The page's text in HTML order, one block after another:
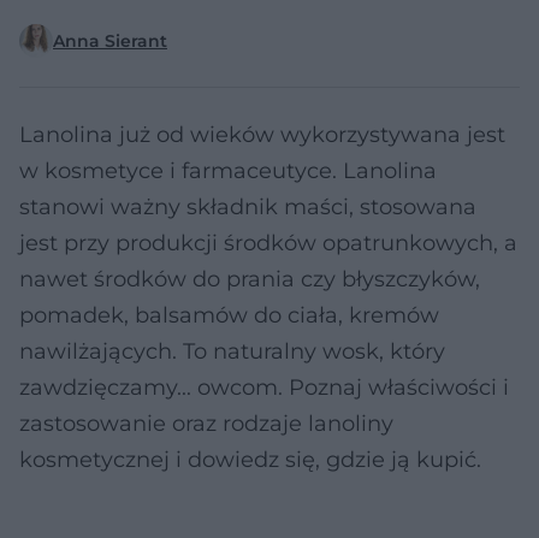
Anna Sierant
Lanolina już od wieków wykorzystywana jest
w kosmetyce i farmaceutyce. Lanolina
stanowi ważny składnik maści, stosowana
jest przy produkcji środków opatrunkowych, a
nawet środków do prania czy błyszczyków,
pomadek, balsamów do ciała, kremów
nawilżających. To naturalny wosk, który
zawdzięczamy... owcom. Poznaj właściwości i
zastosowanie oraz rodzaje lanoliny
kosmetycznej i dowiedz się, gdzie ją kupić.